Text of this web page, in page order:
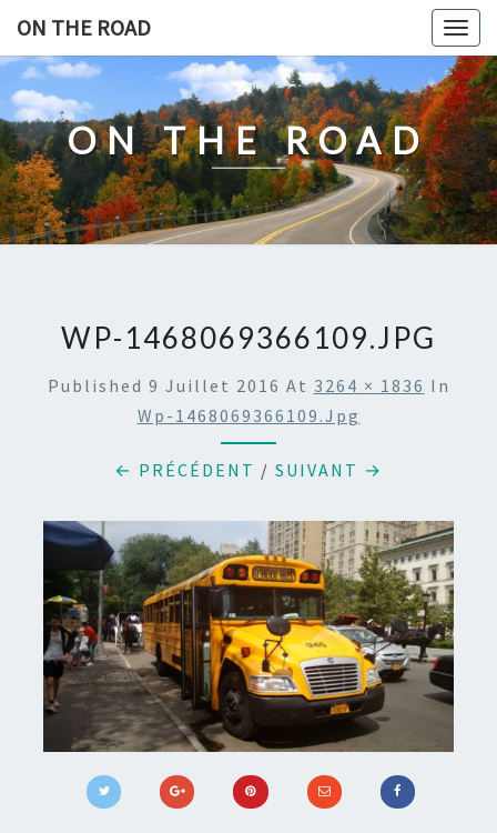
content
ON THE ROAD
ON THE ROAD
WP-1468069366109.JPG
Published 9 Juillet 2016 At 3264 × 1836 In
Wp-1468069366109.jpg
← PRÉCÉDENT / SUIVANT →